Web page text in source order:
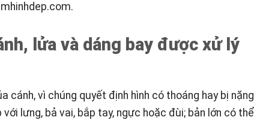
.
lửa và dáng bay được xử lý
cánh, vì chúng quyết định hình có thoáng hay bị nặng
với lưng, bả vai, bắp tay, ngực hoặc đùi; bản lớn có thể